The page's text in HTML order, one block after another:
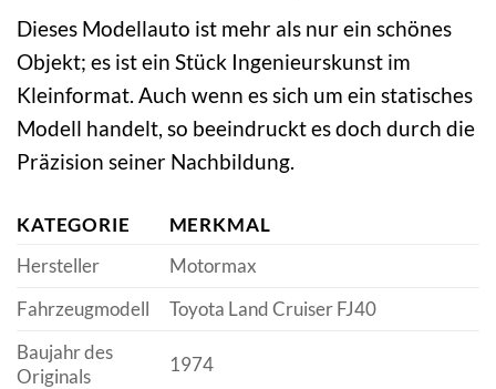
Dieses Modellauto ist mehr als nur ein schönes
Objekt; es ist ein Stück Ingenieurskunst im
Kleinformat. Auch wenn es sich um ein statisches
Modell handelt, so beeindruckt es doch durch die
Präzision seiner Nachbildung.
KATEGORIE
MERKMAL
Hersteller
Motormax
Fahrzeugmodell
Toyota Land Cruiser FJ40
Baujahr des
Originals
1974